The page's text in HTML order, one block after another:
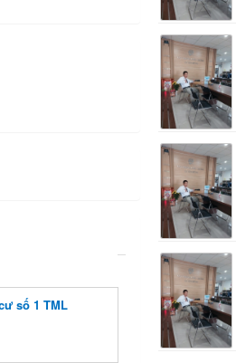
số 1 TML